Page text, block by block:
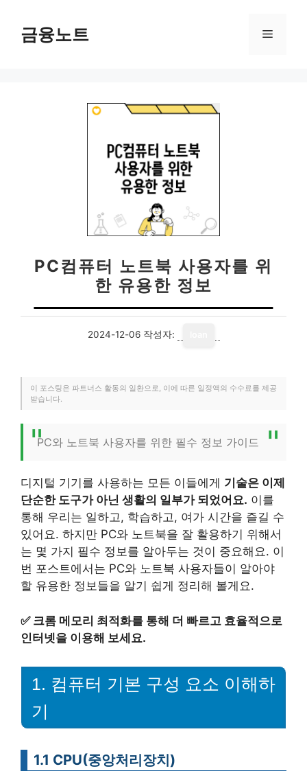
금융노트 메
PC컴퓨터 노트북 사용자를 위
한 유용한 정보
2024-12-06 작성자:
이 포스팅은 파트너스 활동의 일환으로, 이에 따른 일정액의 수수료를 제공
받습니다.
PC와 노트북 사용자를 위한 필수 정보 가이드
디지털 기기를 사용하는 모든 이들에게 기술은 이제
단순한 도구가 아닌 생활의 일부가 되었어요. 이를
통해 우리는 일하고, 학습하고, 여가 시간을 즐길 수
있어요. 하지만 PC와 노트북을 잘 활용하기 위해서
는 몇 가지 필수 정보를 알아두는 것이 중요해요. 이
번 포스트에서는 PC와 노트북 사용자들이 알아야
할 유용한 정보들을 알기 쉽게 정리해 볼게요.
✅ 크롬 메모리 최적화를 통해 더 빠르고 효율적으로
인터넷을 이용해 보세요.
1. 컴퓨터 기본 구성 요소 이해하
기
1.1 CPU(중앙처리장치)